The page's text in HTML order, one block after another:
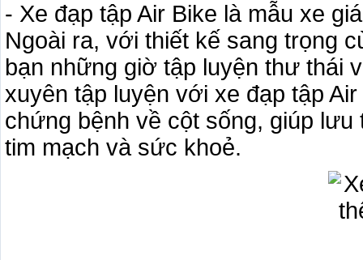
- Xe đạp tập Air Bike là mẫu xe
Ngoài ra, với thiết kế sang trọng
bạn những giờ tập luyện thư thái
xuyên tập luyện với xe đạp tập
chứng bệnh về cột sống, giúp
tim mạch và sức khoẻ.